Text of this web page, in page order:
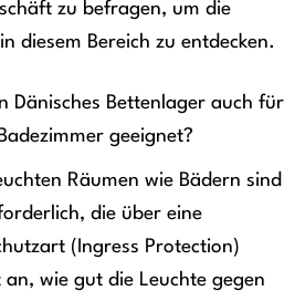
zu befragen, um die
diesem Bereich zu entdecken.
Dänisches Bettenlager auch für
geeignet?
Räumen wie Bädern sind
die über eine
(Ingress Protection)
wie gut die Leuchte gegen